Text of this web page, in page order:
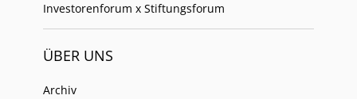
Investorenforum x Stiftungsforum
ÜBER UNS
Archiv